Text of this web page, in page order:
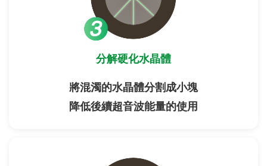
分解硬化水晶體
將混濁的水晶體分割成小塊
降低後續超音波能量的使用